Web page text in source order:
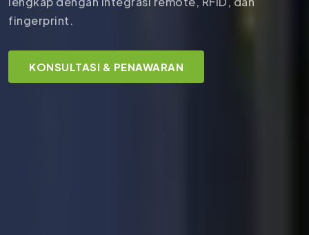
fingerprint.
KONSULTASI & PENAWARAN